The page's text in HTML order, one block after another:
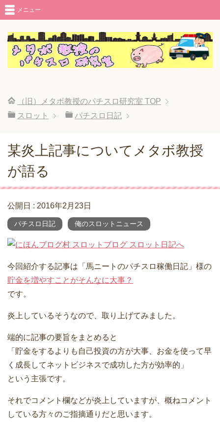
メニュー
（旧）メタボ教授のパチスロ研究室 TOP
スロット
パチスロ日記
某炎上記事についてメタボ教授
が語る
公開日 : 2016年2月23日
パチスロ日記 俺のスロットニュース
今回紹介する記事は「馬ニートのパチスロ稼働日記」様の
貯金を増やすことがそんなに大事？
です。
炎上しているそうなので、取り上げてみました。
端的に記事の要旨をまとめると
「貯金をするよりも自己投資の方が大事、お金を使って早
く成長してネットビジネスで成功した方が効率的」
という主張です。
それでコメント欄などが炎上していますが、概ねコメント
している方々のご指摘通りだと思います。